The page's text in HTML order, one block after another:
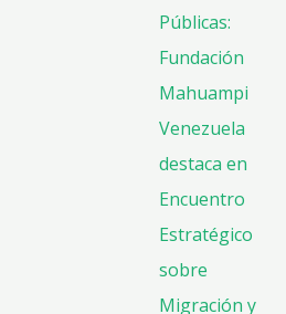
Públicas:
Fundación
Mahuampi
Venezuela
destaca en
Encuentro
Estratégico
sobre
Migración y